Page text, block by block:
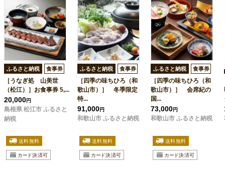
ふるさと納税 食事券
［うなぎ処 山美世
（松江）］お食事券 5,...
20,000円
島根県 松江市 ふるさと
納税
ふるさと納税 食事券
［四季の味ちひろ（和
歌山市）］ 冬季限定
特...
91,000円
和歌山市 ふるさと納税
ふるさと納税 食事券
［四季の味ちひろ（和
歌山市）］ 会席紀の
国...
73,000円
和歌山市 ふるさと納税